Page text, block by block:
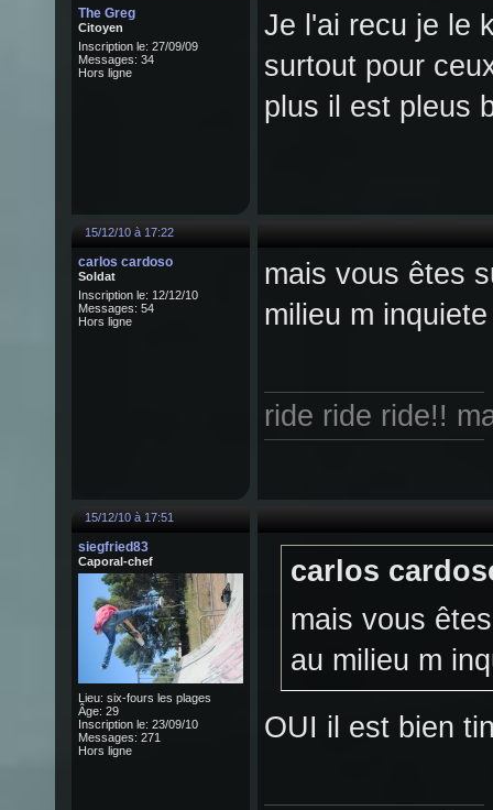
The Greg
Citoyen
Inscription le: 27/09/09
Messages: 34
Hors ligne
Je l'ai recu je le
surtout pour
plus il est pleus
15/12/10 à 17:22
carlos cardoso
Soldat
Inscription le: 12/12/10
Messages: 54
Hors ligne
mais vous êtes
milieu m
ride ride ride!!
15/12/10 à 17:51
siegfried83
Caporal-chef
Lieu: six-fours les plages
Âge: 29
Inscription le: 23/09/10
Messages: 271
Hors ligne
carlos
mais vous
au milieu m
OUI il est bien